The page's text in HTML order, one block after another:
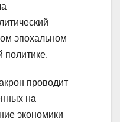
эпохальном
политике.
проводит
на
экономики